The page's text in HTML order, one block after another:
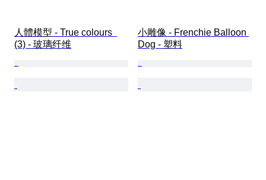
人體模型 - True colours
(3) - 玻璃纤维
小雕像 - Frenchie Balloon
Dog - 塑料